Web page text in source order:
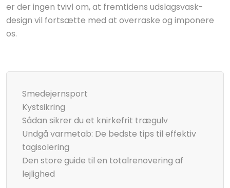
er der ingen tvivl om, at fremtidens udslagsvask-
design vil fortsætte med at overraske og imponere
os.
Smedejernsport
Kystsikring
Sådan sikrer du et knirkefrit trægulv
Undgå varmetab: De bedste tips til effektiv
tagisolering
Den store guide til en totalrenovering af
lejlighed